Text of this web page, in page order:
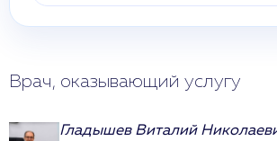
Врач, оказывающий услугу
Гладышев Виталий